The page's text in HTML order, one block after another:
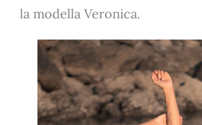
la modella Veronica.